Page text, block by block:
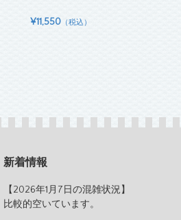
¥11,550 （税込）
新着情報
【2026年1月7日の混雑状況】
比較的空いています。